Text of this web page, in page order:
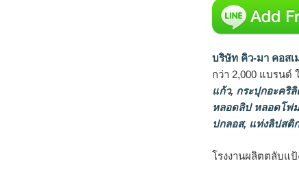
บริษัท คิว-มา คอสเ
กว่า 2,000 แบรนด์
แก้ว, กระปุกอะคริ
หลอดลิป หลอดโฟม
ปกลอส, แท่งลิปสติก
โรงงานผลิตตลับแ